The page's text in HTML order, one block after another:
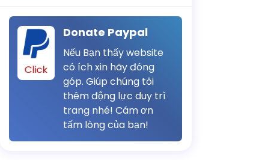
Click
Donate Paypal
Nếu Bạn thấy website
có ích xin hãy đóng
góp. Giúp chúng tôi
thêm động lực duy trì
trang nhé! Cám ơn
tấm lòng của bạn!